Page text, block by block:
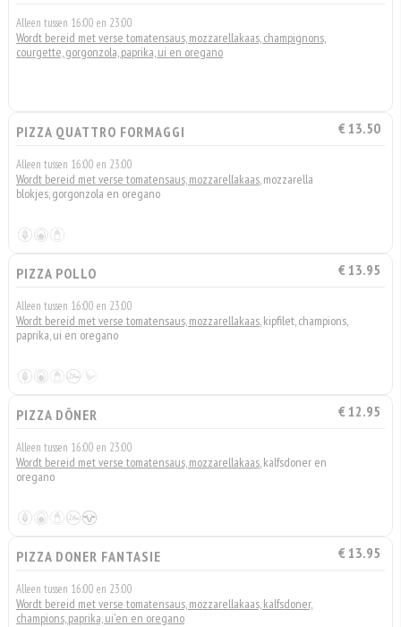
Alleen tussen 16:00 en 23:00
Wordt bereid met verse tomatensaus, mozzarellakaas, champignons,
courgette, gorgonzola, paprika, ui en oregano
PIZZA QUATTRO FORMAGGI € 13.50
Alleen tussen 16:00 en 23:00
Wordt bereid met verse tomatensaus, mozzarellakaas, mozzarella
blokjes, gorgonzola en oregano
PIZZA POLLO € 13.95
Alleen tussen 16:00 en 23:00
Wordt bereid met verse tomatensaus, mozzarellakaas, kipfilet, champions,
paprika, ui en oregano
PIZZA DÖNER € 12.95
Alleen tussen 16:00 en 23:00
Wordt bereid met verse tomatensaus, mozzarellakaas, kalfsdoner en
oregano
PIZZA DONER FANTASIE € 13.95
Alleen tussen 16:00 en 23:00
Wordt bereid met verse tomatensaus, mozzarellakaas, kalfsdoner,
champions, paprika, ui'en en oregano